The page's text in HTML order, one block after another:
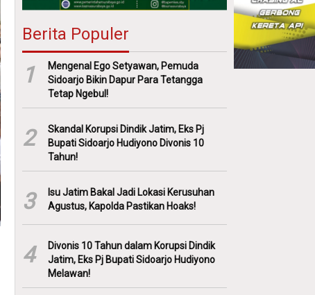
Berita Populer
1
Mengenal Ego Setyawan, Pemuda
Sidoarjo Bikin Dapur Para Tetangga
Tetap Ngebul!
2
Skandal Korupsi Dindik Jatim, Eks Pj
Bupati Sidoarjo Hudiyono Divonis 10
Tahun!
3
Isu Jatim Bakal Jadi Lokasi Kerusuhan
Agustus, Kapolda Pastikan Hoaks!
4
Divonis 10 Tahun dalam Korupsi Dindik
Jatim, Eks Pj Bupati Sidoarjo Hudiyono
Melawan!